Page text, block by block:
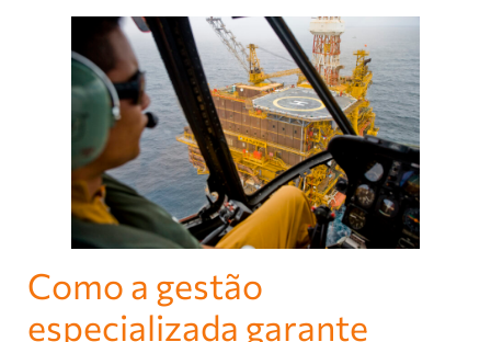
Como a gestão
especializada garante